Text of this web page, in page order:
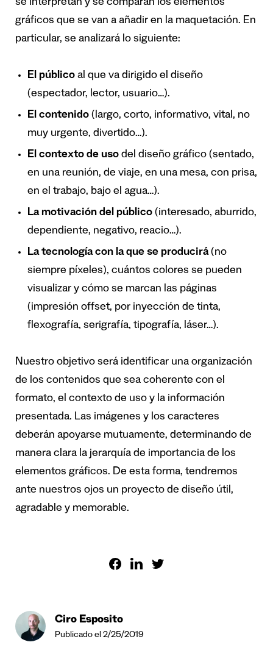
se interpretan y se comparan los elementos
gráficos que se van a añadir en la maquetación. En
particular, se analizará lo siguiente:
El público al que va dirigido el diseño
(espectador, lector, usuario…).
El contenido (largo, corto, informativo, vital, no
muy urgente, divertido…).
El contexto de uso del diseño gráfico (sentado,
en una reunión, de viaje, en una mesa, con prisa,
en el trabajo, bajo el agua…).
La motivación del público (interesado, aburrido,
dependiente, negativo, reacio…).
La tecnología con la que se producirá(no
siempre píxeles), cuántos colores se pueden
visualizar y cómo se marcan las páginas
(impresión offset, por inyección de tinta,
flexografía, serigrafía, tipografía, láser…).
Nuestro objetivo será identificar una organización
de los contenidos que sea coherente con el
formato, el contexto de uso y la información
presentada. Las imágenes y los caracteres
deberán apoyarse mutuamente, determinando de
manera clara la jerarquía de importancia de los
elementos gráficos. De esta forma, tendremos
ante nuestros ojos un proyecto de diseño útil,
agradable y memorable.
Ciro Esposito
Publicado el 2/25/2019